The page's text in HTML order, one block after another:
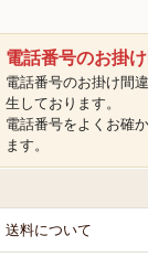
電話番号のお掛
電話番号のお掛け間
生しております。
電話番号をよくお確
ます。
送料について